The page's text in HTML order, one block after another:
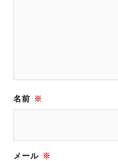
名前 ※
メール ※